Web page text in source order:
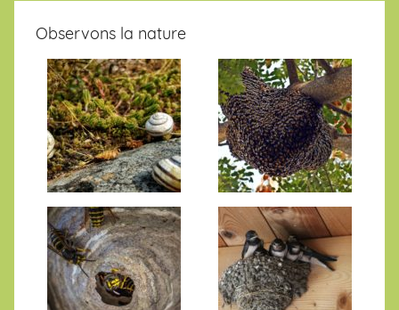
Observons la nature